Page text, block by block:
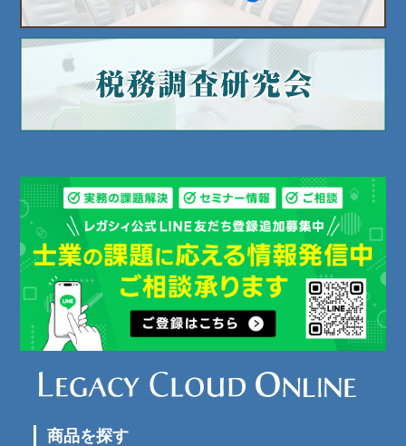
商品を探す